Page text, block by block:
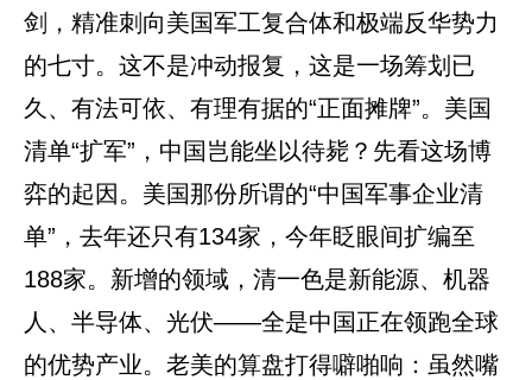
剑，精准刺向美国军工复合体和极端反华势力
的七寸。这不是冲动报复，这是一场筹划已
久、有法可依、有理有据的“正面摊牌”。美国
清单“扩军”，中国岂能坐以待毙？先看这场博
弈的起因。美国那份所谓的“中国军事企业清
单”，去年还只有134家，今年眨眼间扩编至
188家。新增的领域，清一色是新能源、机器
人、半导体、光伏——全是中国正在领跑全球
的优势产业。老美的算盘打得噼啪响：虽然嘴